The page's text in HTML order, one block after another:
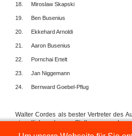
18. Miroslaw Skapski
19. Ben Busenius
20. Ekkehard Arnoldi
21. Aaron Busenius
22. Pornchai Ertelt
23. Jan Niggemann
24. Bernward Goebel-Pflug
Walter Cordes als bester Vertreter des
eigentlich verlorene Stellungen noch